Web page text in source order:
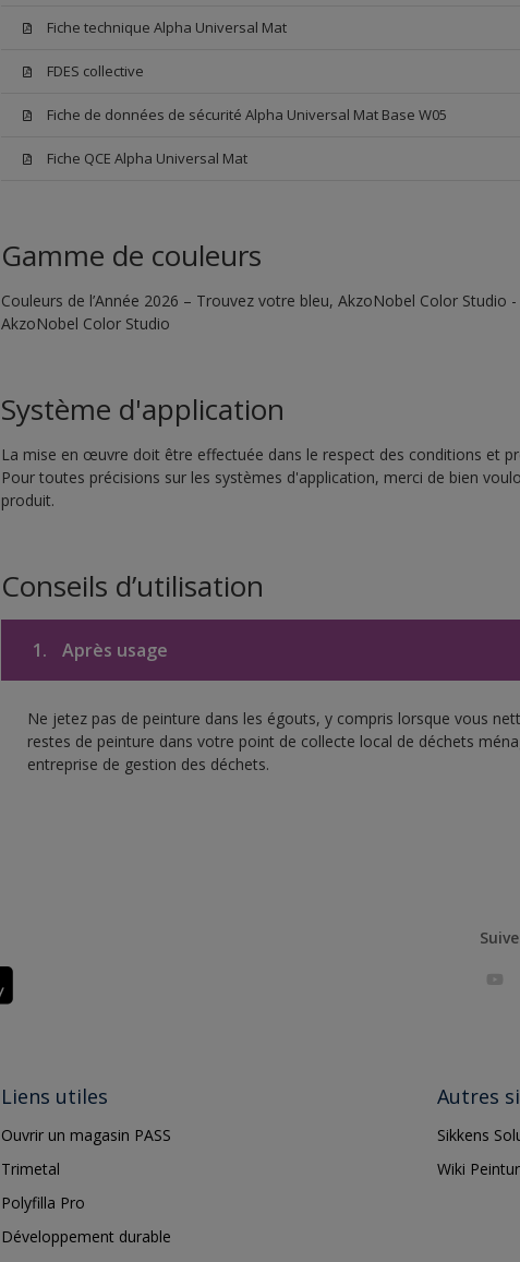
Fiche technique Alpha Universal Mat
FDES collective
Fiche de données de sécurité Alpha Universal Mat Base W05
Fiche QCE Alpha Universal Mat
Gamme de couleurs
Couleurs de l’Année 2026 – Trouvez votre bleu, AkzoNobel Color
AkzoNobel Color Studio
Système d'application
La mise en œuvre doit être effectuée dans le respect des conditions et
Pour toutes précisions sur les systèmes d'application, merci de bien
produit.
Conseils d’utilisation
1. Après usage
Ne jetez pas de peinture dans les égouts, y compris lorsque vous
restes de peinture dans votre point de collecte local de déchets
entreprise de gestion des déchets.
Liens utiles
Ouvrir un magasin PASS
Trimetal
Polyfilla Pro
Développement durable
Autres
Sikkens
Wiki